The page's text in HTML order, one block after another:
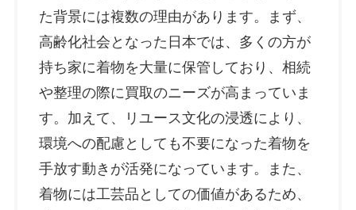
た背景には複数の理由があります。まず、
高齢化社会となった日本では、多くの方が
持ち家に着物を大量に保管しており、相続
や整理の際に買取のニーズが高まっていま
す。加えて、リユース文化の浸透により、
環境への配慮としても不要になった着物を
手放す動きが活発になっています。また、
着物には工芸品としての価値があるため、